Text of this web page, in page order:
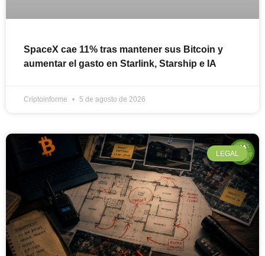
SpaceX cae 11% tras mantener sus Bitcoin y
aumentar el gasto en Starlink, Starship e IA
Criptoinforme 5 de agosto de 2026
LEGAL